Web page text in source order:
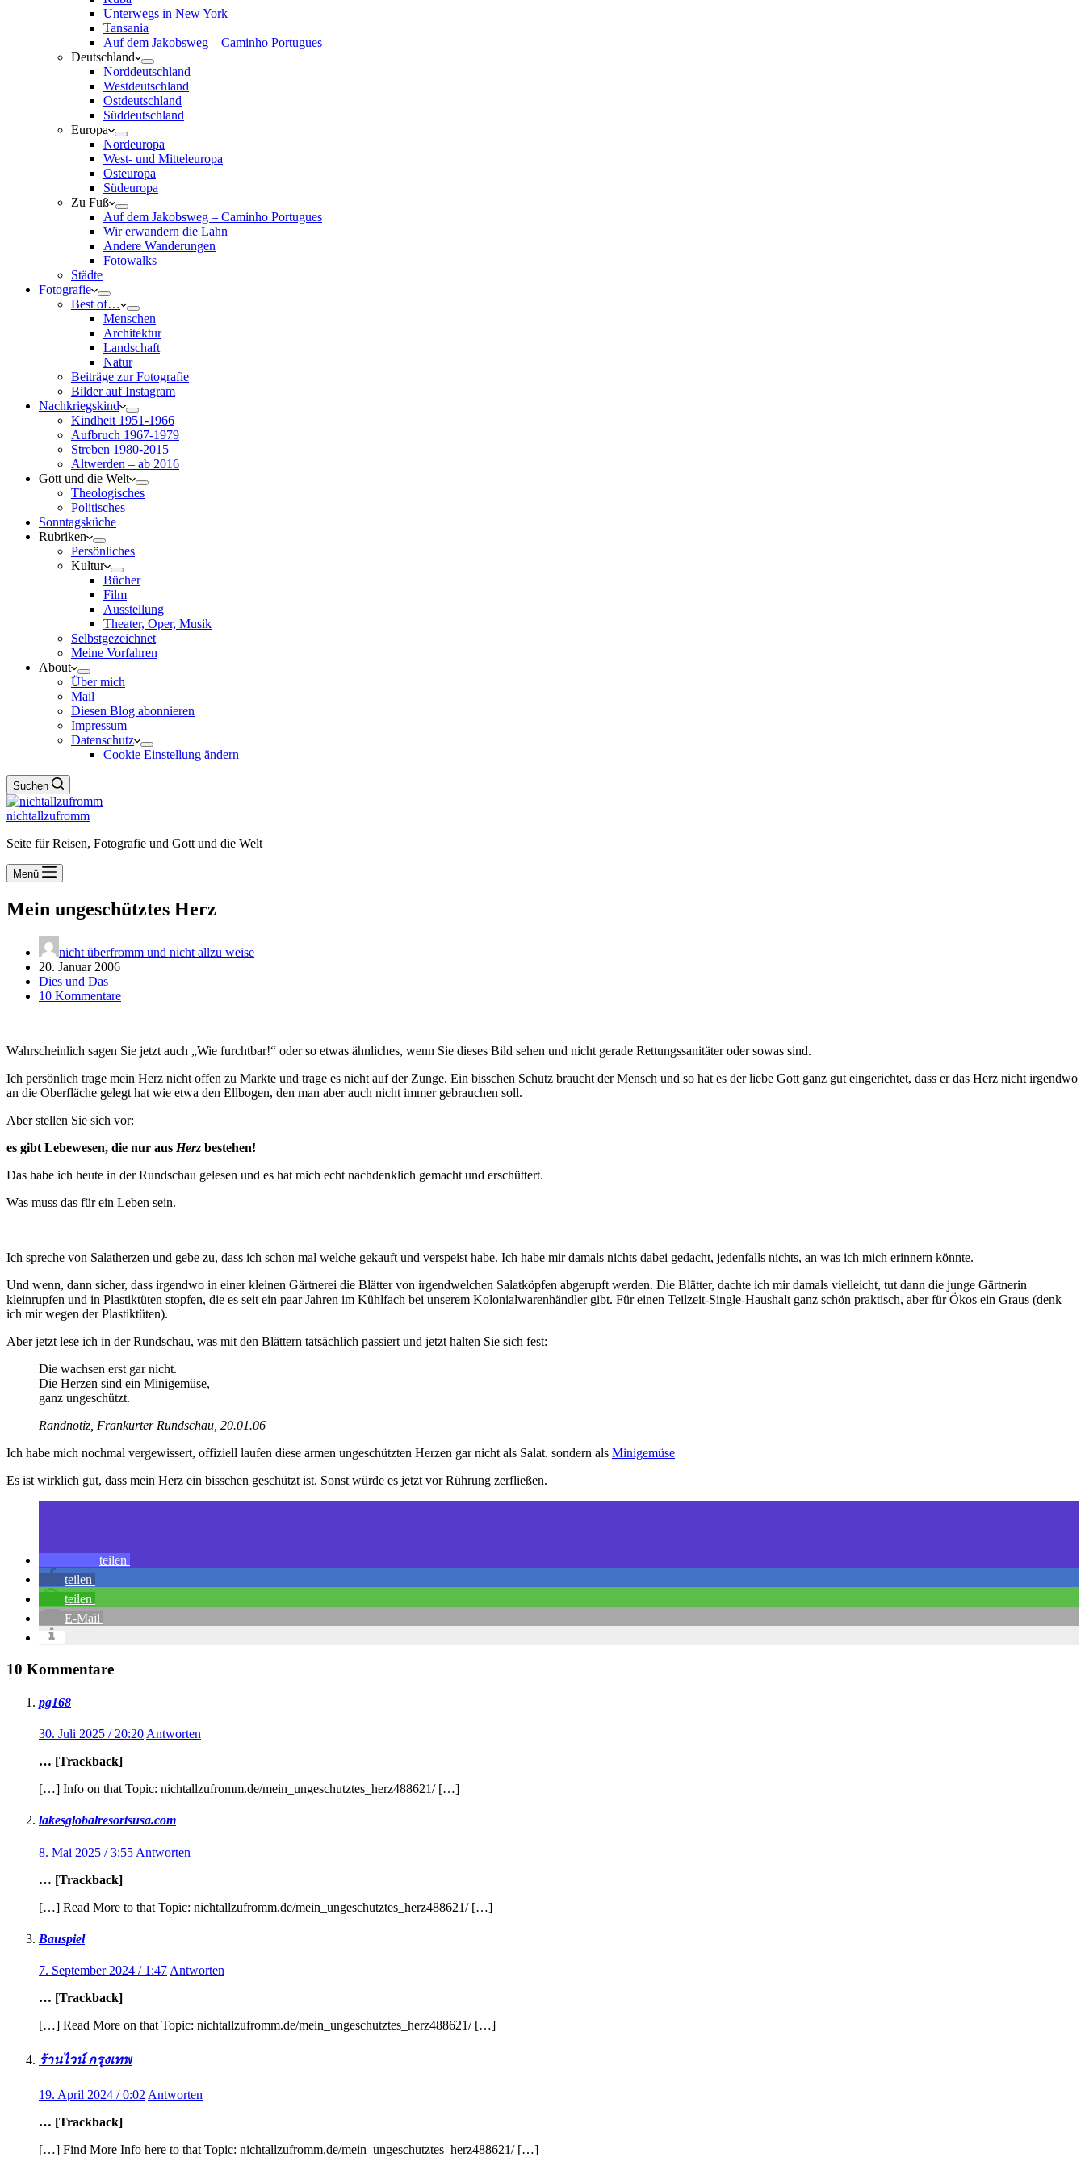
Unterwegs in New York
Tansania
Auf dem Jakobsweg – Caminho Portugues
Deutschland
Norddeutschland
Westdeutschland
Ostdeutschland
Süddeutschland
Europa
Nordeuropa
West- und Mitteleuropa
Osteuropa
Südeuropa
Zu Fuß
Auf dem Jakobsweg – Caminho Portugues
Wir erwandern die Lahn
Andere Wanderungen
Fotowalks
Städte
Fotografie
Best of…
Menschen
Architektur
Landschaft
Natur
Beiträge zur Fotografie
Bilder auf Instagram
Nachkriegskind
Kindheit 1951-1966
Aufbruch 1967-1979
Streben 1980-2015
Altwerden – ab 2016
Gott und die Welt
Theologisches
Politisches
Sonntagsküche
Rubriken
Persönliches
Kultur
Bücher
Film
Ausstellung
Theater, Oper, Musik
Selbstgezeichnet
Meine Vorfahren
About
Über mich
Mail
Diesen Blog abonnieren
Impressum
Datenschutz
Cookie Einstellung ändern
Suchen
nichtallzufromm
Seite für Reisen, Fotografie und Gott und die Welt
Menü
Mein ungeschütztes Herz
nicht überfromm und nicht allzu weise
20. Januar 2006
Dies und Das
10 Kommentare
Wahrscheinlich sagen Sie jetzt auch „Wie furchtbar!“ oder so etwas ähnliches, wenn Sie dieses Bild sehen und nicht gerade Rettungssanitäter oder sowas sind.
Ich persönlich trage mein Herz nicht offen zu Markte und trage es nicht auf der Zunge. Ein bisschen Schutz braucht der Mensch und so hat es der liebe Gott ganz gut eingerichtet, dass er das Herz nicht irgendwo
an die Oberfläche gelegt hat wie etwa den Ellbogen, den man aber auch nicht immer gebrauchen soll.
Aber stellen Sie sich vor:
es gibt Lebewesen, die nur aus Herz bestehen!
Das habe ich heute in der Rundschau gelesen und es hat mich echt nachdenklich gemacht und erschüttert.
Was muss das für ein Leben sein.
Ich spreche von Salatherzen und gebe zu, dass ich schon mal welche gekauft und verspeist habe. Ich habe mir damals nichts dabei gedacht, jedenfalls nichts, an was ich mich erinnern könnte.
Und wenn, dann sicher, dass irgendwo in einer kleinen Gärtnerei die Blätter von irgendwelchen Salatköpfen abgerupft werden. Die Blätter, dachte ich mir damals vielleicht, tut dann die junge Gärtnerin
kleinrupfen und in Plastiktüten stopfen, die es seit ein paar Jahren im Kühlfach bei unserem Kolonialwarenhändler gibt. Für einen Teilzeit-Single-Haushalt ganz schön praktisch, aber für Ökos ein Graus (denk
ich mir wegen der Plastiktüten).
Aber jetzt lese ich in der Rundschau, was mit den Blättern tatsächlich passiert und jetzt halten Sie sich fest:
Die wachsen erst gar nicht.
Die Herzen sind ein Minigemüse,
ganz ungeschützt.
Randnotiz, Frankurter Rundschau, 20.01.06
Ich habe mich nochmal vergewissert, offiziell laufen diese armen ungeschützten Herzen gar nicht als Salat. sondern als Minigemüse
Es ist wirklich gut, dass mein Herz ein bisschen geschützt ist. Sonst würde es jetzt vor Rührung zerfließen.
teilen
teilen
teilen
E-Mail
10 Kommentare
pg168
30. Juli 2025 / 20:20 Antworten
… [Trackback]
[…] Info on that Topic: nichtallzufromm.de/mein_ungeschutztes_herz488621/ […]
lakesglobalresortsusa.com
8. Mai 2025 / 3:55 Antworten
… [Trackback]
[…] Read More to that Topic: nichtallzufromm.de/mein_ungeschutztes_herz488621/ […]
Bauspiel
7. September 2024 / 1:47 Antworten
… [Trackback]
[…] Read More on that Topic: nichtallzufromm.de/mein_ungeschutztes_herz488621/ […]
ร้านไวน์ กรุงเทพ
19. April 2024 / 0:02 Antworten
… [Trackback]
[…] Find More Info here to that Topic: nichtallzufromm.de/mein_ungeschutztes_herz488621/ […]